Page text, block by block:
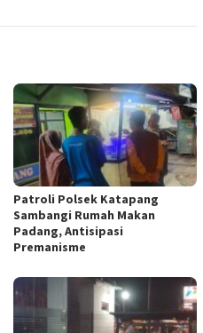
‎Patroli Polsek Katapang
Sambangi Rumah Makan
Padang, Antisipasi
Premanisme